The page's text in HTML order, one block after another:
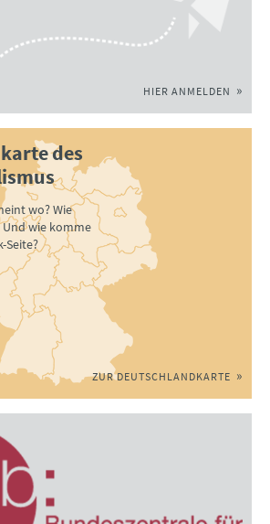
HIER ANMELDEN
des
wo? Wie
Und wie komme
Seite?
ZUR DEUTSCHLANDKARTE